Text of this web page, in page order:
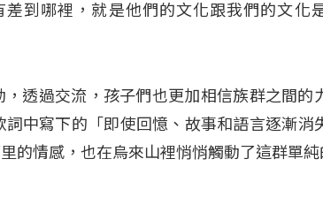
到哪裡，就是他們的文化跟我們的文化
透過交流，孩子們也更加相信族群之間的
中寫下的「即使回憶、故事和語言逐漸消
的情感，也在烏來山裡悄悄觸動了這群單純